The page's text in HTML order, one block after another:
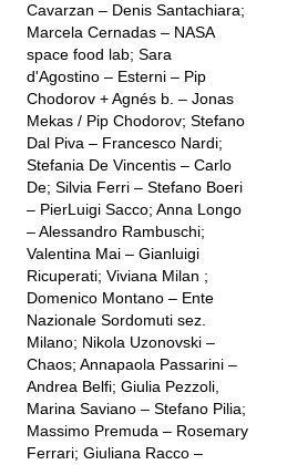
Cavarzan – Denis Santachiara;
Marcela Cernadas – NASA
space food lab; Sara
d'Agostino – Esterni – Pip
Chodorov + Agnés b. – Jonas
Mekas / Pip Chodorov; Stefano
Dal Piva – Francesco Nardi;
Stefania De Vincentis – Carlo
De; Silvia Ferri – Stefano Boeri
– PierLuigi Sacco; Anna Longo
– Alessandro Rambuschi;
Valentina Mai – Gianluigi
Ricuperati; Viviana Milan ;
Domenico Montano – Ente
Nazionale Sordomuti sez.
Milano; Nikola Uzonovski –
Chaos; Annapaola Passarini –
Andrea Belfi; Giulia Pezzoli,
Marina Saviano – Stefano Pilia;
Massimo Premuda – Rosemary
Ferrari; Giuliana Racco –